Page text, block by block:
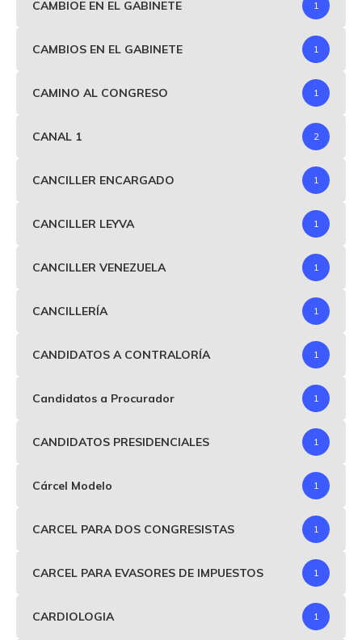
CAMBIOE EN EL GABINETE 1
CAMBIOS EN EL GABINETE 1
CAMINO AL CONGRESO 1
CANAL 1 2
CANCILLER ENCARGADO 1
CANCILLER LEYVA 1
CANCILLER VENEZUELA 1
CANCILLERÍA 1
CANDIDATOS A CONTRALORÍA 1
Candidatos a Procurador 1
CANDIDATOS PRESIDENCIALES 1
Cárcel Modelo 1
CARCEL PARA DOS CONGRESISTAS 1
CARCEL PARA EVASORES DE IMPUESTOS 1
CARDIOLOGIA 1